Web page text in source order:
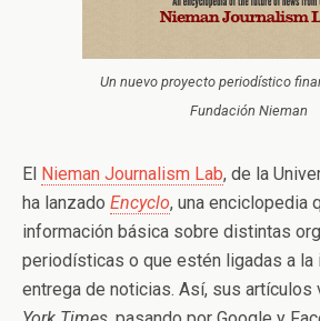
Un nuevo proyecto periodístico
Fundación Nieman
El Nieman Journalism Lab, de la
ha lanzado Encyclo, una enciclopedia
información básica sobre distintas
periodísticas o que estén ligadas a la
entrega de noticias. Así, sus artículos